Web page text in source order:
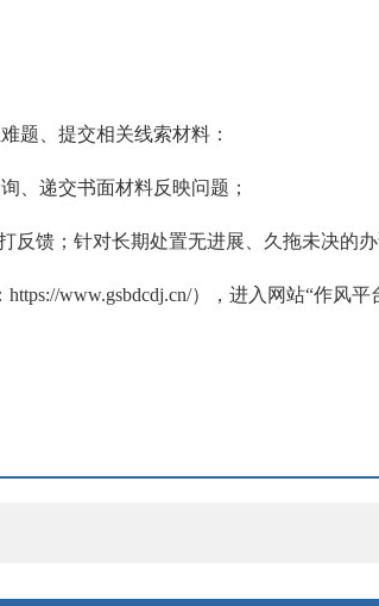
题、提交相关线索材料：
、递交书面材料反映问题；
反馈；针对长期处置无进展、久拖未决的
www.gsbdcdj.cn/），进入网站“作风